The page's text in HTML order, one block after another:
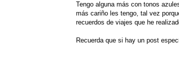
Tengo alguna más con tonos
más cariño les tengo, tal vez
recuerdos de viajes que he
Recuerda que si hay un post